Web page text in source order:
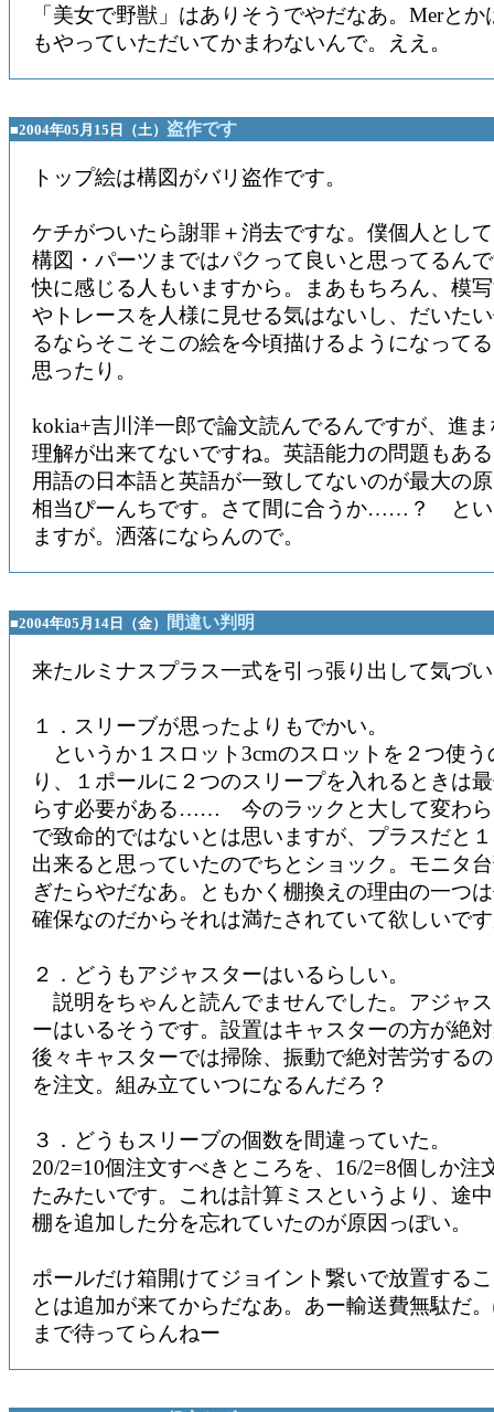
「美女で野獣」はありそうでやだなあ。Merと
もやっていただいてかまわないんで。ええ。
■2004年05月15日（土） 盗作です
トップ絵は構図がバリ盗作です。
ケチがついたら謝罪＋消去ですな。僕個人とし
構図・パーツまではパクって良いと思ってるん
快に感じる人もいますから。まあもちろん、模
やトレースを人様に見せる気はないし、だいた
るならそこそこの絵を今頃描けるようになって
思ったり。
kokia+吉川洋一郎で論文読んでるんですが、進
理解が出来てないですね。英語能力の問題もあ
用語の日本語と英語が一致してないのが最大の
相当ぴーんちです。さて間に合うか……？ とい
ますが。洒落にならんので。
■2004年05月14日（金） 間違い判明
来たルミナスプラス一式を引っ張り出して気づ
１．スリーブが思ったよりもでかい。
というか１スロット3cmのスロットを２つ使う
り、１ポールに２つのスリープを入れるときは
らす必要がある…… 今のラックと大して変わら
で致命的ではないとは思いますが、プラスだと
出来ると思っていたのでちとショック。モニタ
ぎたらやだなあ。ともかく棚換えの理由の一つ
確保なのだからそれは満たされていて欲しいで
２．どうもアジャスターはいるらしい。
説明をちゃんと読んでませんでした。アジャ
ーはいるそうです。設置はキャスターの方が絶
後々キャスターでは掃除、振動で絶対苦労する
を注文。組み立ていつになるんだろ？
３．どうもスリーブの個数を間違っていた。
20/2=10個注文すべきところを、16/2=8個しか注
たみたいです。これは計算ミスというより、途
棚を追加した分を忘れていたのが原因っぽい。
ポールだけ箱開けてジョイント繋いで放置する
とは追加が来てからだなあ。あー輸送費無駄だ
まで待ってらんねー